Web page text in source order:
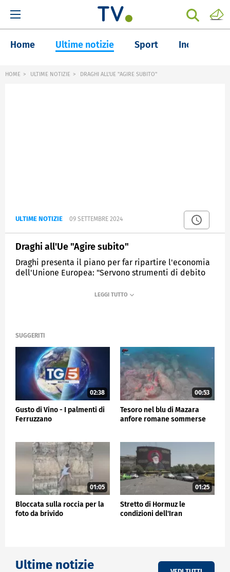
Home Ultime notizie Sport Inchieste
HOME ULTIME NOTIZIE DRAGHI ALL'UE "AGIRE SUBITO"
ULTIME NOTIZIE 09 SETTEMBRE 2024
Draghi all'Ue "Agire subito"
Draghi presenta il piano per far ripartire l'economia
dell'Unione Europea: "Servono strumenti di debito
SUGGERITI
02:38
Gusto di Vino - I palmenti di
Ferruzzano
00:53
Tesoro nel blu di Mazara
anfore romane sommerse
01:05
Bloccata sulla roccia per la
foto da brivido
01:25
Stretto di Hormuz le
condizioni dell'Iran
Ultime notizie